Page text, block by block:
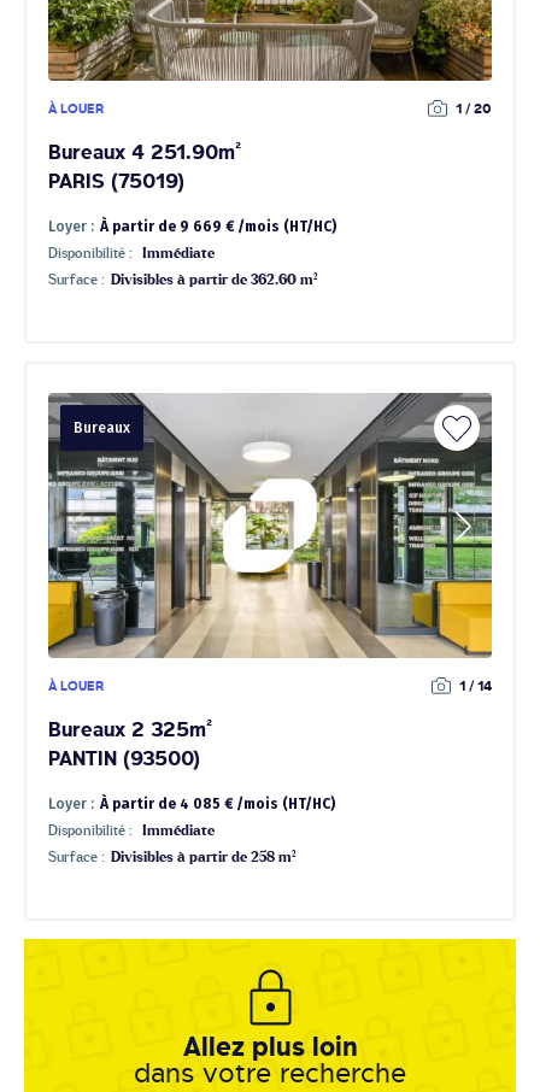
À LOUER 1 / 20
Bureaux 4 251.90m²
PARIS (75019)
Loyer : À partir de 9 669 € /mois (HT/HC)
Disponibilité :
Immédiate
Surface : Divisibles à partir de 362.60 m²
Bureaux
À LOUER 1 / 14
Bureaux 2 325m²
PANTIN (93500)
Loyer : À partir de 4 085 € /mois (HT/HC)
Disponibilité :
Immédiate
Surface : Divisibles à partir de 258 m²
Allez plus loin
dans votre recherche